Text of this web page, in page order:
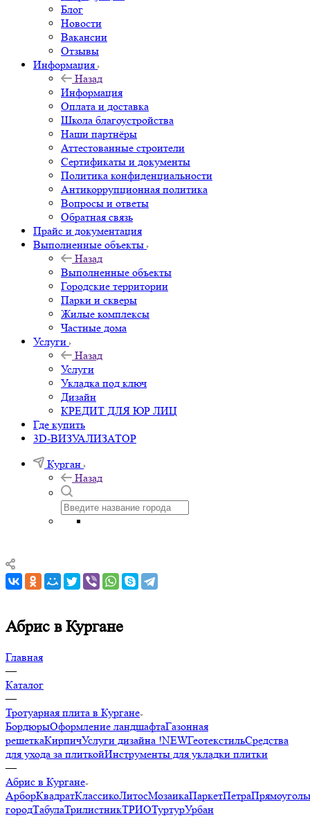
Блог
Новости
Вакансии
Отзывы
Информация
Назад
Информация
Оплата и доставка
Школа благоустройства
Наши партнёры
Аттестованные строители
Сертификаты и документы
Политика конфиденциальности
Антикоррупционная политика
Вопросы и ответы
Обратная связь
Прайс и документация
Выполненные объекты
Назад
Выполненные объекты
Городские территории
Парки и скверы
Жилые комплексы
Частные дома
Услуги
Назад
Услуги
Укладка под ключ
Дизайн
КРЕДИТ ДЛЯ ЮР ЛИЦ
Где купить
3D-ВИЗУАЛИЗАТОР
Курган
Назад
Абрис в Кургане
Главная
—
Каталог
—
Тротуарная плита в Кургане
БордюрыОформление ландшафтаГазонная
решеткаКирпичУслуги дизайна !NEWГеотекстильСредства
для ухода за плиткойИнструменты для укладки плитки
—
Абрис в Кургане
АрборКвадратКлассикоЛитосМозаикаПаркетПетра
городТабулаТрилистникТРИОТуртурУрбан